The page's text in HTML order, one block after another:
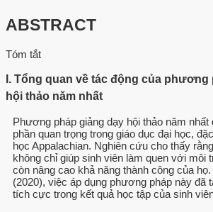
ABSTRACT
Tóm tắt
I. Tổng quan về tác động của
hội thảo năm nhất
Phương pháp giảng dạy hội thảo năm
phần quan trọng trong giáo dục đại học,
học Appalachian. Nghiên cứu cho thấy
không chỉ giúp sinh viên làm quen với môi
còn nâng cao khả năng thành công của
(2020), việc áp dụng phương pháp này đã
tích cực trong kết quả học tập của sinh